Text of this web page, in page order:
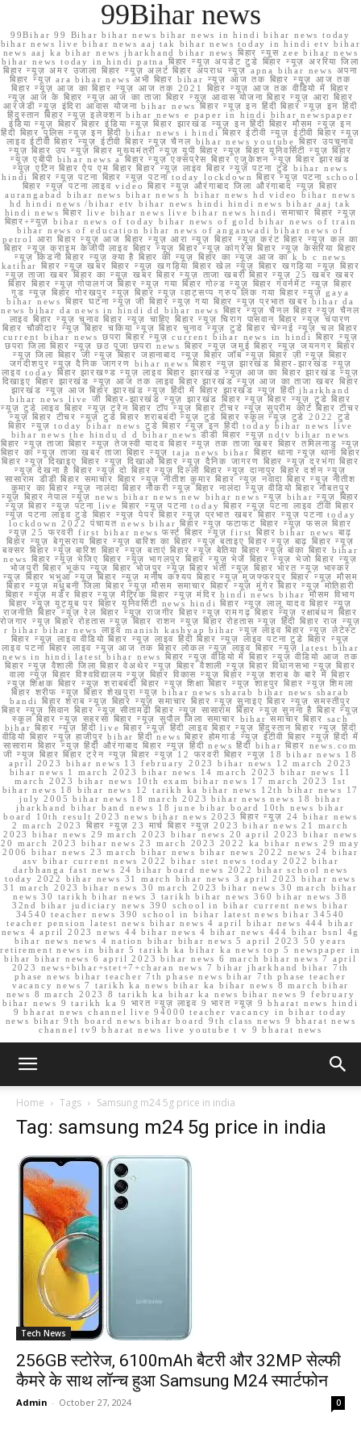
99Bihar news
99Bihar 99 Bihar bihar news bihar news in hindi bihar news today
bihar news live bihar news aaj tak bihar news today in hindi etv bihar
news aaj ka bihar news jharkhand bihar news बिहार न्यूस zee bihar news
bihar news today in hindi patna बिहार न्यूज़ अपडेट टुडे बिहार न्यूज़ अररिया जिला
बिहार न्यूज़ अमर उजाला बिहार न्यूज़ अलर्ट बिहार अपराध न्यूज़ apna bihar news अपना
बिहार न्यूज़ ara bihar news अभी बिहार bihar न्यूज़ आज तक बिहार न्यूज़ आज तक
बिहार न्यूज़ आज का बिहार न्यूज़ आज तक 2021 बिहार न्यूज़ आज तक वीडियो में बिहार
न्यूज़ आज के बिहार न्यूज़ आज का ताजा बिहार न्यूज़ आवास योजना बिहार न्यूज़ आरा बिहार
आरजेडी न्यूज़ इंदिरा आवास योजना bihar news बिहार न्यूज़ इन हिंदी बिहार न्यूज़ इन हिंदी
हिंदुस्तान बिहार न्यूज़ इलेक्शन bihar news e paper in hindi bihar newspaper
इंडिया न्यूज़ बिहार बिहार इंडिया न्यूज़ बिहार झारखंड न्यूज़ इन हिंदी बिहार मौसम न्यूज़ इन
हिंदी बिहार पुलिस न्यूज़ इन हिंदी bihar news i hindi बिहार ईटीवी न्यूज़ ईटीवी बिहार न्यूज़
लाइव ईटीवी बिहार न्यूज़ ईटीवी बिहार न्यूज़ चैनल bihar news youtube बिहार उपचुनाव
न्यूज़ बिहार उप न्यूज़ बिहार मुख्यमंत्री न्यूज़ यूपी बिहार न्यूज़ बिहार यूनिवर्सिटी न्यूज़ बिहार
न्यूज़ एबीपी bihar news a बिहार न्यूज़ एक्सप्रेस बिहार एजुकेशन न्यूज़ बिहार झारखंड
न्यूज़ एटिन बिहार ऐप एम बिहार बिहार न्यूज़ लाइव बिहार न्यूज़ पटना टुडे bihar news
hindi बिहार न्यूज़ पटना बिहार न्यूज़ पटना today lockdown बिहार न्यूज़ पटना school
बिहार न्यूज़ पटना लाइव video बिहार न्यूज़ औरंगाबाद जिला औरंगाबाद न्यूज़ बिहार
aurangabad bihar news bihar news h bihar news hd video bihar news
hd hindi news /bihar etv bihar news hindi hindi news bihar aaj tak
hindi news बिहार live bihar news live bihar news hindi समाचार बिहार न्यूज़
बिहार+न्यूज़ bihar news of today bihar news of gold bihar news of train
bihar news of education bihar news of anganwadi bihar news of
petrol आरा बिहार न्यूज़ आज बिहार न्यूज़ आरा न्यूज़ बिहार न्यूज़ करंट बिहार न्यूज़ कल का
बिहार न्यूज़ क्राइम केजीपी लाइव बिहार न्यूज़ बिहार न्यूज़ कांग्रेस बिहार न्यूज़ केसरिया बिहार
न्यूज़ किडनी बिहार न्यूज़ क्या है बिहार की न्यूज़ बिहार का न्यूज़ आज का k b c news
katihar बिहार न्यूज़ खबर बिहार न्यूज़ खगड़िया बिहार खेल न्यूज़ बिहार खगड़िया न्यूज़ बिहार
न्यूज़ ताजा खबर बिहार का न्यूज़ खबर बिहार न्यूज़ ताजा खबरी बिहार न्यूज़ 25 खबर खबर
बिहार बिहार न्यूज़ गोपालगंज बिहार न्यूज़ गया बिहार गोल्ड न्यूज़ बिहार गवर्नमेंट न्यूज़ बिहार
गुड न्यूज़ बिहार गोरखपुर न्यूज़ बिहार न्यूज़ व्हाट्सप्प ग्रुप लिंक गया बिहार न्यूज़ gaya
bihar news बिहार घटना न्यूज़ जी बिहार न्यूज़ गया बिहार न्यूज़ प्रभात खबर bihar da
news bihar da news in hindi dd bihar news बिहार न्यूज़ चैनल बिहार न्यूज़ चैनल
लाइव बिहार न्यूज़ चुनाव बिहार न्यूज़ चाहिए बिहार न्यूज़ चिराग पासवान बिहार न्यूज़ चंपारण
बिहार चौकीदार न्यूज़ बिहार चकिया न्यूज़ बिहार चुनाव न्यूज़ टुडे बिहार चेन्नई न्यूज़ चल बिहार
current bihar news छपरा बिहार न्यूज़ current bihar news in hindi बिहार न्यूज़
छपरा जिला बिहार न्यूज़ छठ पूजा छपरा news बिहार न्यूज़ जमुई बिहार न्यूज़ जयनगर बिहार
न्यूज़ जिला बिहार जी न्यूज़ बिहार जहानाबाद न्यूज़ बिहार जॉब न्यूज़ बिहार ज़ी न्यूज़ बिहार
जगदीशपुर न्यूज़ दैनिक जागरण bihar news बिहार न्यूज़ झारखंड बिहार-झारखंड न्यूज़
लाइव today बिहार झारखण्ड न्यूज़ लाइव बिहार झारखंड न्यूज़ आज का बिहार झारखंड न्यूज़
दिखाइए बिहार झारखंड न्यूज़ आज तक लाइव बिहार झारखंड न्यूज़ आज का ताजा खबर बिहार
झारखंड न्यूज़ आज बिहार झारखंड न्यूज़ हिंदी में बिहार झारखंड न्यूज़ हिंदी jharkhand
bihar news live जी बिहार-झारखंड न्यूज़ झारखंड बिहार न्यूज़ बिहार न्यूज़ टुडे बिहार
न्यूज़ टुडे लाइव बिहार न्यूज़ ट्रेन बिहार टॉप न्यूज़ बिहार टीचर न्यूज़ सुप्रीम कोर्ट बिहार टीचर
न्यूज़ बिहार टीचर न्यूज़ टुडे बिहार शराबबंदी न्यूज़ टुडे बिहार स्कूल न्यूज़ टुडे 2022 टुडे
बिहार न्यूज़ today bihar news टुडे बिहार न्यूज़ इन हिंदी today bihar news live
bihar news the hindu d d bihar news डीडी बिहार न्यूज़ ndtv bihar news
बिहार न्यूज़ ताजा बिहार न्यूज़ तेजस्वी यादव बिहार न्यूज़ तक ताजा खबर बिहार तमिलनाडु न्यूज़
बिहार का न्यूज़ ताजा खबर ताजा बिहार न्यूज़ taja news bihar बिहार थाना न्यूज़ थाना बिहार
बिहार न्यूज़ दिखाइए बिहार न्यूज़ दिखाओ बिहार न्यूज़ दैनिक जागरण बिहार न्यूज़ दरभंगा बिहार
न्यूज़ देखना है बिहार न्यूज़ दो बिहार न्यूज़ दिल्ली बिहार न्यूज़ दानापुर बिहार दर्शन न्यूज़
सासाराम डीडी बिहार समाचार बिहार न्यूज़ नीतीश कुमार बिहार न्यूज़ नवादा बिहार न्यूज़ नीतीश
कुमार का बिहार न्यूज़ नालंदा बिहार नौकरी न्यूज़ बिहार नालंदा न्यूज़ वीडियो बिहार नौबतपुर
न्यूज़ बिहार नेपाल न्यूज़ news bihar news new bihar news न्यूज़ bihar न्यूज़ बिहार
न्यूज़ बिहार न्यूज़ पटना live बिहार न्यूज़ पटना today बिहार न्यूज़ पटना लाइव टीवी बिहार
न्यूज़ पटना लाइव टुडे बिहार न्यूज़ पेपर बिहार न्यूज़ प्रभात खबर बिहार न्यूज़ पटना today
lockdown 2022 पंचायत news bihar बिहार न्यूज़ फटाफट बिहार न्यूज़ फसल बिहार
न्यूज़ 25 फरवरी first bihar news फर्स्ट बिहार न्यूज़ first बिहार bihar news बाढ़
बिहार न्यूज़ बेगूसराय बिहार न्यूज़ बारिश का बिहार न्यूज़ बताइए बिहार न्यूज़ बाढ़ बिहार न्यूज़
बक्सर बिहार न्यूज़ बारिश बिहार न्यूज़ बताएं बिहार न्यूज़ बेतिया बिहार न्यूज़ बांका बिहार bihar
news बिहार न्यूज़ भेजिए बिहार न्यूज़ भागलपुर बिहार न्यूज़ भेजें बिहार न्यूज़ भेजो बिहार न्यूज़
भोजपुरी बिहार भूकंप न्यूज़ बिहार भोजपुर न्यूज़ बिहार भर्ती न्यूज़ बिहार भारत न्यूज़ भास्कर
न्यूज़ बिहार भभुआ न्यूज़ बिहार न्यूज़ मनीष कश्यप बिहार न्यूज़ मुजफ्फरपुर बिहार न्यूज़ मौसम
बिहार न्यूज़ मधुबनी जिला बिहार न्यूज़ मौसम समाचार बिहार न्यूज़ मुंगेर बिहार न्यूज़ मोतिहारी
बिहार न्यूज़ मर्डर बिहार न्यूज़ मैट्रिक बिहार न्यूज़ मंदिर hindi news bihar मौसम विभाग
बिहार न्यूज़ यूट्यूब पर बिहार यूनिवर्सिटी news hindi बिहार न्यूज़ लालू यादव बिहार न्यूज़
राजनीति बिहार न्यूज़ रेल बिहार न्यूज़ राजगीर बिहार न्यूज़ रामगढ़ बिहार न्यूज़ रक्षाबंधन बिहार
रोजगार न्यूज़ बिहार रोहतास न्यूज़ बिहार राशन न्यूज़ बिहार रोहतास न्यूज़ हिंदी बिहार राज न्यूज़
r bihar bihar news लाइव manish kashyap bihar न्यूज़ लाइव बिहार न्यूज़ लेटेस्ट
बिहार न्यूज़ लाइव वीडियो बिहार न्यूज़ लाइव हिंदी बिहार न्यूज़ लाइव पटना टुडे बिहार न्यूज़
लाइव पटना बिहार लाइव न्यूज़ आज तक बिहार लोकल न्यूज़ लाइव बिहार न्यूज़ latest bihar
news in hindi latest bihar news बिहार न्यूज़ वीडियो में बिहार न्यूज़ वीडियो आज तक
बिहार न्यूज़ वैशाली जिला बिहार वेअथेर न्यूज़ बिहार वैशाली न्यूज़ बिहार विधानसभा न्यूज़ बिहार
वाला न्यूज़ बिहार विश्वविद्यालय न्यूज़ बिहार विकास न्यूज़ बिहार न्यूज़ शराब के बारे में बिहार
न्यूज़ शिक्षक बिहार न्यूज़ शराबबंदी बिहार न्यूज़ शिक्षा बिहार न्यूज़ शाहपुर बिहार न्यूज़ शिमला
बिहार शरीफ न्यूज़ बिहार शेखपुरा न्यूज़ bihar news sharab bihar news sharab
bandi बिहार शराब न्यूज़ बिहार न्यूज़ समाचार बिहार न्यूज़ सुनाइए बिहार न्यूज़ समस्तीपुर
बिहार न्यूज़ सिवान बिहार न्यूज़ सीतामढ़ी बिहार न्यूज़ सासाराम बिहार न्यूज़ सुनना है बिहार न्यूज़
स्कूल बिहार न्यूज़ सहरसा बिहार न्यूज़ सुपौल जिला समाचार bihar समाचार बिहार sach
bihar बिहार न्यूज़ हिंदी live बिहार न्यूज़ हिंदी लाइव बिहार न्यूज़ हिंदुस्तान बिहार न्यूज़ हिंदी
वीडियो बिहार न्यूज़ हाजीपुर bihar हिंदी news बिहार होमगार्ड न्यूज़ ईटीवी बिहार न्यूज़ हिंदी में
सासाराम बिहार न्यूज़ हिंदी औरंगाबाद बिहार न्यूज़ हिंदी news हिंदी bihar बिहार news.com
जी न्यूज बिहार बिहार ट्रेन न्यूज़ बिहार न्यूज़ 12 फरवरी बिहार न्यूज़ 18 bihar news 18
april 2023 bihar news 13 february 2023 bihar news 12 march 2023
bihar news 1 march 2023 bihar news 14 march 2023 bihar news 11
march 2023 bihar news 10th exam bihar news 17 march 2023 1st
bihar news 18 bihar news 12 tarikh ka bihar news 12th bihar news 17
july 2005 bihar news 18 march 2023 bihar news news 18 bihar
jharkhand bihar band news 18 june bihar board 10th news bihar
board 10th result 2023 news bihar news 2023 बिहार न्यूज़ 24 bihar news
2 march 2023 बिहार न्यूज़ 23 मार्च बिहार न्यूज़ 2023 bihar news 21 march
2023 bihar news 29 march 2023 bihar news 20 april 2023 bihar news
20 march 2023 bihar news 23 march 2023 2022 ka bihar news 29 may
2006 bihar news 23 march bihar news bihar news 2022 news 24 bihar
asv bihar current news 2022 bihar stet news today 2022 bihar
darbhanga fast news 24 bihar board news 2022 bihar school news
today 2022 bihar news 31 march bihar news 3 april 2023 bihar news
31 march 2023 bihar news 30 march 2023 bihar news 30 march bihar
news 30 tarikh bihar news 3 tarikh bihar news 360 bihar news 38
32nd bihar judiciary news 390 school in bihar current news bihar
34540 teacher news 390 school in bihar latest news bihar 34540
teacher pension latest news bihar news 4 april bihar news 444 bihar
news 4 april 2023 news 44 bihar news 4 bihar news 444 bihar bsnl 4g
bihar news news 4 nation bihar bihar news 5 april 2023 50 years
retirement news in bihar 5 tarikh ka bihar ka news top 5 newspaper in
bihar bihar news 6 april 2023 bihar news 6 march bihar news 7 april
2023 news+bihar+stet+7+charan news 7 bihar jharkhand bihar 7th
phase news bihar teacher 7th phase news bihar 7th phase teacher
vacancy news 7 tarikh ka news bihar ka bihar news 8 march bihar
news 8 march 2023 8 tarikh ka bihar ka news bihar news 9 february
bihar news 9 tarikh ka 9 भारत न्यूज़ लाइव 9 भारत न्यूज़ 9 bharat news hindi
9 bharat news channel live 94000 teacher vacancy in bihar today
news bihar 9th board news bihar board 9th class news 9 bharat news
channel tv9 bharat news live youtube t v 9 bharat news
Home Tags Samsung m24 5g price in india
Tag: samsung m24 5g price in india
Tech News
256GB स्टोरेज, 6100mAh बैटरी और 32MP सेल्फी
कैमरे के साथ लॉन्च हुआ Samsung M24 स्मार्टफोन
Admin - October 27, 2024 0